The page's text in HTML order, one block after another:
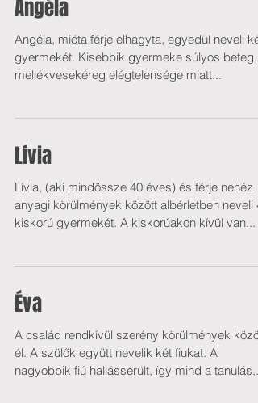
Angéla
Angéla, mióta férje elhagyta, egyedül neveli két
gyermekét. Kisebbik gyermeke súlyos beteg,
mellékvesekéreg elégtelensége miatt...
Lívia
Lívia, (aki mindössze 40 éves) és férje nehéz
anyagi körülmények között albérletben neveli 4
kiskorú gyermekét. A kiskorúakon kívül van...
Éva
A család rendkívül szerény körülmények között
él. A szülők együtt nevelik két fiukat. A
nagyobbik fiú hallássérült, így mind a tanulás,...